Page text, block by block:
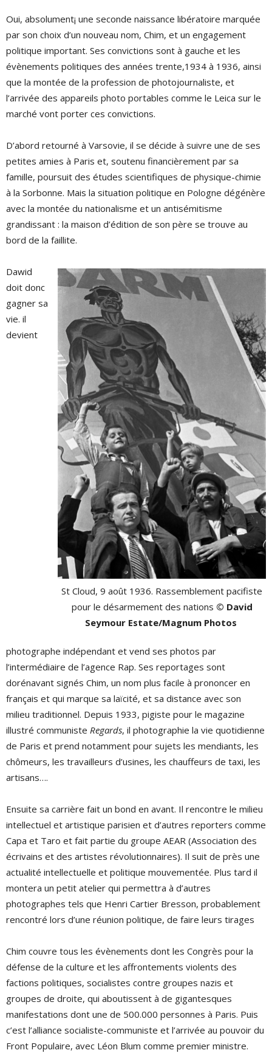
Oui, absolument¡ une seconde naissance libératoire marquée
par son choix d’un nouveau nom, Chim, et un engagement
politique important. Ses convictions sont à gauche et les
évènements politiques des années trente,1934 à 1936, ainsi
que la montée de la profession de photojournaliste, et
l’arrivée des appareils photo portables comme le Leica sur le
marché vont porter ces convictions.
D’abord retourné à Varsovie, il se décide à suivre une de ses
petites amies à Paris et, soutenu financièrement par sa
famille, poursuit des études scientifiques de physique-chimie
à la Sorbonne. Mais la situation politique en Pologne dégénère
avec la montée du nationalisme et un antisémitisme
grandissant : la maison d’édition de son père se trouve au
bord de la faillite.
St Cloud, 9 août 1936. Rassemblement pacifiste
pour le désarmement des nations © David
Seymour Estate/Magnum Photos
Dawid
doit donc
gagner sa
vie. il
devient
photographe indépendant et vend ses photos par
l’intermédiaire de l’agence Rap. Ses reportages sont
dorénavant signés Chim, un nom plus facile à prononcer en
français et qui marque sa laïcité, et sa distance avec son
milieu traditionnel. Depuis 1933, pigiste pour le magazine
illustré communiste Regards, il photographie la vie quotidienne
de Paris et prend notamment pour sujets les mendiants, les
chômeurs, les travailleurs d’usines, les chauffeurs de taxi, les
artisans….
Ensuite sa carrière fait un bond en avant. Il rencontre le milieu
intellectuel et artistique parisien et d’autres reporters comme
Capa et Taro et fait partie du groupe AEAR (Association des
écrivains et des artistes révolutionnaires). Il suit de près une
actualité intellectuelle et politique mouvementée. Plus tard il
montera un petit atelier qui permettra à d’autres
photographes tels que Henri Cartier Bresson, probablement
rencontré lors d’une réunion politique, de faire leurs tirages
Chim couvre tous les évènements dont les Congrès pour la
défense de la culture et les affrontements violents des
factions politiques, socialistes contre groupes nazis et
groupes de droite, qui aboutissent à de gigantesques
manifestations dont une de 500.000 personnes à Paris. Puis
c’est l’alliance socialiste-communiste et l’arrivée au pouvoir du
Front Populaire, avec Léon Blum comme premier ministre.